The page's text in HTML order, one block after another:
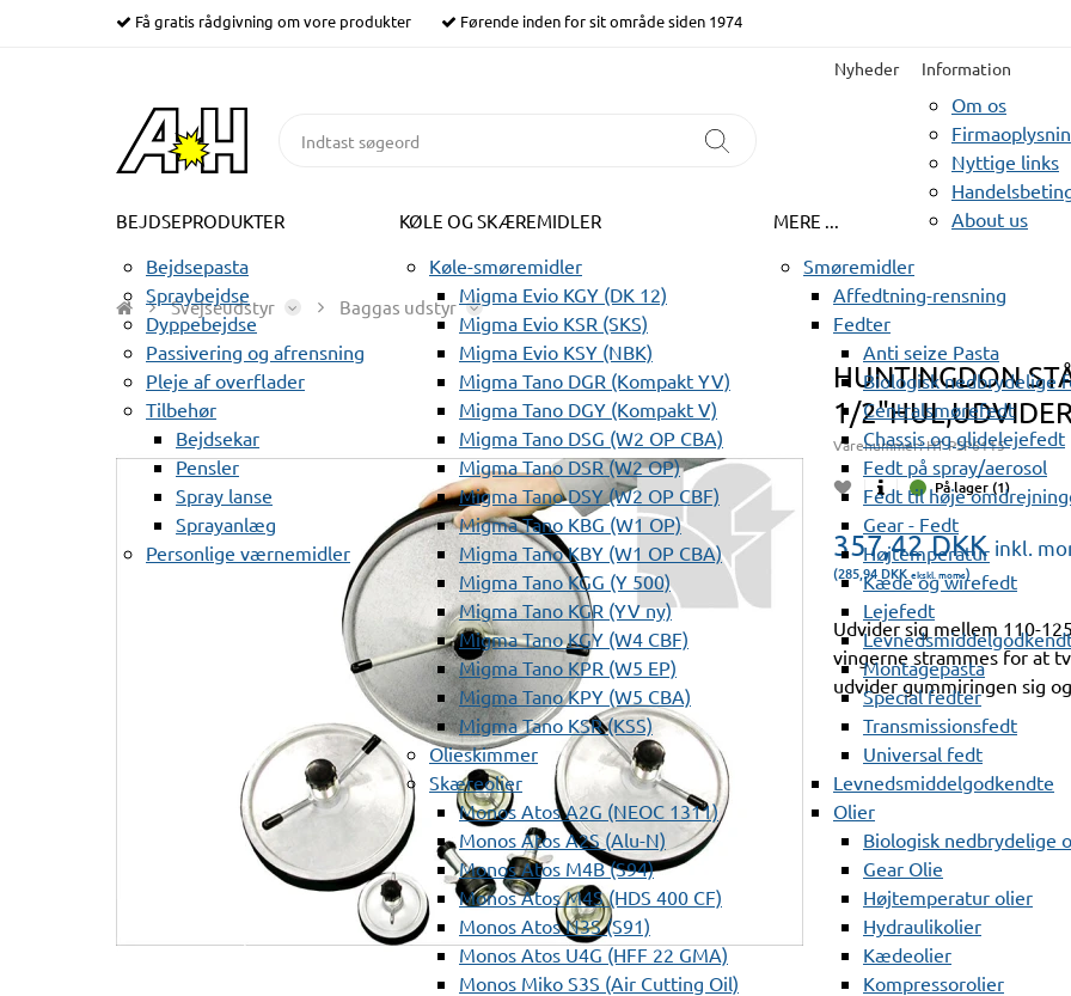
Få gratis rådgivning om vore produkter Førende inden for sit område siden 1974
Nyheder Information
Om os
Nyttige links
About us
BEJDSEPRODUKTER
Bejdsepasta
Spraybejdse
Dyppebejdse
Passivering og afrensning
Pleje af overflader
Tilbehør
Bejdsekar
Pensler
Spray lanse
Sprayanlæg
Personlige værnemidler
KØLE OG SKÆREMIDLER
Køle-smøremidler
Migma Evio KGY (DK 12)
Migma Evio KSR (SKS)
Migma Evio KSY (NBK)
Migma Tano DGR (Kompakt YV)
Migma Tano DGY (Kompakt V)
Migma Tano DSG (W2 OP CBA)
Migma Tano DSR (W2 OP)
Migma Tano DSY (W2 OP CBF)
Migma Tano KBG (W1 OP)
Migma Tano KBY (W1 OP CBA)
Migma Tano KGG (Y 500)
Migma Tano KGR (YV ny)
Migma Tano KGY (W4 CBF)
Migma Tano KPR (W5 EP)
Migma Tano KPY (W5 CBA)
Migma Tano KSR (KSS)
Olieskimmer
Skæreolier
Monos Atos A2G (NEOC 1311)
Monos Atos A2S (Alu-N)
Monos Atos M4B (S94)
Monos Atos M4S (HDS 400 CF)
Monos Atos N3S (S91)
Monos Atos U4G (HFF 22 GMA)
Monos Miko S3S (Air Cutting Oil)
MERE ...
Smøremidler
Affedtning-rensning
Fedter
Anti seize Pasta
Biologisk nedbrydelige
Centralsmørefedt
Chassis og glidelejefedt
Fedt på spray/aerosol
Fedt til høje
Gear - Fedt
Højtemperatur
Kæde og wirefedt
Lejefedt
Montagepasta
Special fedter
Transmissionsfedt
Universal fedt
Levnedsmiddelgodkendte
Olier
Biologisk nedbrydelige
Gear Olie
Højtemperatur olier
Hydraulikolier
Kædeolier
Kompressorolier
Svejseudstyr Baggas udstyr
HUNTINGDON
1/
Varenummer:HT PSP6115
På lager (1)
357,42DKK inkl.
(285,94 DKK ekskl. moms)
Udvider sig mellem 110-
vingerne strammes for at
udvider gummiringen sig